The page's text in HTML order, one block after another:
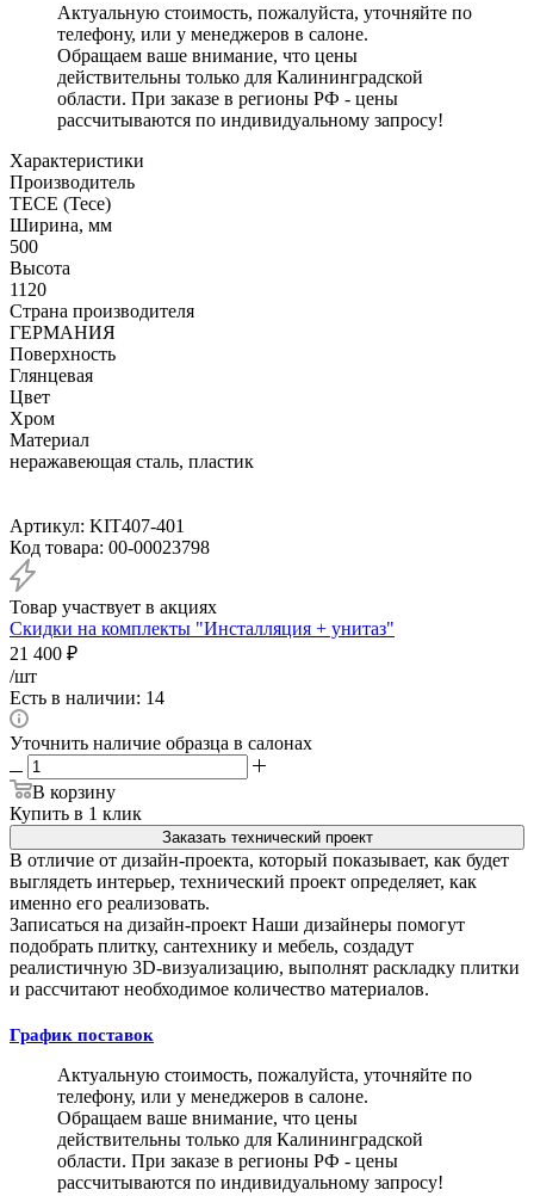
Актуальную стоимость, пожалуйста, уточняйте по
телефону, или у менеджеров в салоне.
Обращаем ваше внимание, что цены
действительны только для Калининградской
области. При заказе в регионы РФ - цены
рассчитываются по индивидуальному запросу!
Характеристики
Производитель
TECE (Тесе)
Ширина, мм
500
Высота
1120
Страна производителя
ГЕРМАНИЯ
Поверхность
Глянцевая
Цвет
Хром
Материал
неражавеющая сталь, пластик
Артикул: KIT407-401
Код товара: 00-00023798
Товар участвует в акциях
Скидки на комплекты "Инсталляция + унитаз"
21 400 ₽
/шт
Есть в наличии: 14
Уточнить наличие образца в салонах
В корзину
Купить в 1 клик
Заказать технический проект
В отличие от дизайн-проекта, который показывает, как будет
выглядеть интерьер, технический проект определяет, как
именно его реализовать.
Записаться на дизайн-проект Наши дизайнеры помогут
подобрать плитку, сантехнику и мебель, создадут
реалистичную 3D-визуализацию, выполнят раскладку плитки
и рассчитают необходимое количество материалов.
График поставок
Актуальную стоимость, пожалуйста, уточняйте по
телефону, или у менеджеров в салоне.
Обращаем ваше внимание, что цены
действительны только для Калининградской
области. При заказе в регионы РФ - цены
рассчитываются по индивидуальному запросу!